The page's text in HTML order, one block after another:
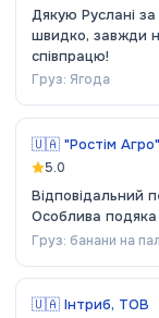
Дякую Руслані
швидко, завжди
співпрацю!
Груз: Ягода
🇺🇦 "Ростім
5.0
Відповідальний
Особлива подяка
Груз: банани на
🇺🇦 Інтриб, ТОВ